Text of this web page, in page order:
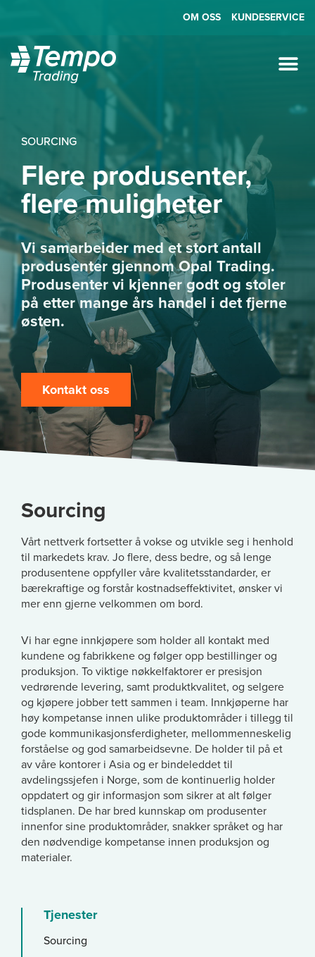
OM OSS KUNDESERVICE
SOURCING
Flere produsenter,
flere muligheter
Vi samarbeider med et stort antall
produsenter gjennom Opal Trading.
Produsenter vi kjenner godt og stoler
på etter mange års handel i det fjerne
østen.
Kontakt oss
Sourcing
Vårt nettverk fortsetter å vokse og utvikle seg i henhold
til markedets krav. Jo flere, dess bedre, og så lenge
produsentene oppfyller våre kvalitetsstandarder, er
bærekraftige og forstår kostnadseffektivitet, ønsker vi
mer enn gjerne velkommen om bord.
Vi har egne innkjøpere som holder all kontakt med
kundene og fabrikkene og følger opp bestillinger og
produksjon. To viktige nøkkelfaktorer er presisjon
vedrørende levering, samt produktkvalitet, og selgere
og kjøpere jobber tett sammen i team. Innkjøperne har
høy kompetanse innen ulike produktområder i tillegg til
gode kommunikasjonsferdigheter, mellommenneskelig
forståelse og god samarbeidsevne. De holder til på et
av våre kontorer i Asia og er bindeleddet til
avdelingssjefen i Norge, som de kontinuerlig holder
oppdatert og gir informasjon som sikrer at alt følger
tidsplanen. De har bred kunnskap om produsenter
innenfor sine produktområder, snakker språket og har
den nødvendige kompetanse innen produksjon og
materialer.
Tjenester
Sourcing